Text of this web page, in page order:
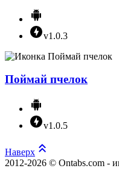
v1.0.3
Поймай пчелок
v1.0.5
Наверх
2012-2026 © Ontabs.com -